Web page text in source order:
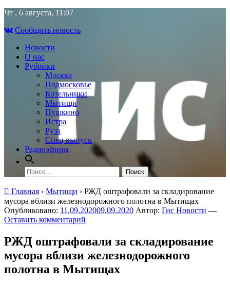
Skip
content
Чт , 6 августа, 11:07
Сообщить новость
Новости
О нас
Рубрики
Москва
Подмосковье
Котельники
Мытищи
Пушкино
Истра
Руза
Спец выпуск
Радиоэфиры
Найти:
Главная › Мытищи › РЖД оштрафовали за складирование
мусора вблизи железнодорожного полотна в Мытищах
Опубликовано: 11.09.202009.09.2020 Автор: Гис Новости —
Оставить комментарий
РЖД оштрафовали за складирование
мусора вблизи железнодорожного
полотна в Мытищах